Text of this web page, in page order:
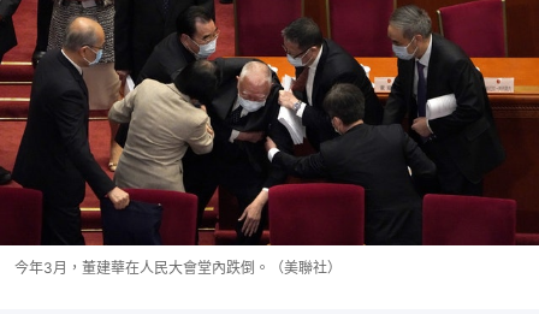
今年3月，董建華在人民大會堂內跌倒。（美聯社）